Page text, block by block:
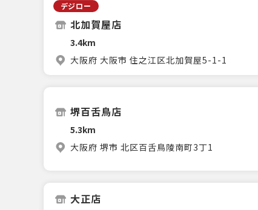
デジロー
北加賀屋店
3.4km
大阪府 大阪市 住之江区北加賀屋5-1-1
堺百舌鳥店
5.3km
大阪府 堺市 北区百舌鳥陵南町3丁1
大正店